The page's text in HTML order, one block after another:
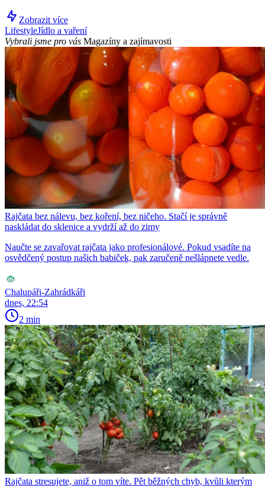
Zobrazit více
LifestyleJídlo a vaření
Vybrali jsme pro vás Magazíny a zajímavosti
Rajčata bez nálevu, bez koření, bez ničeho. Stačí je správně
naskládat do sklenice a vydrží až do zimy
Naučte se zavařovat rajčata jako profesionálové. Pokud vsadíte na
osvědčený postup našich babiček, pak zaručeně nešlápnete vedle.
Chalupáři-Zahrádkáři
dnes, 22:54
2 min
Rajčata stresujete, aniž o tom víte. Pět běžných chyb, kvůli kterým